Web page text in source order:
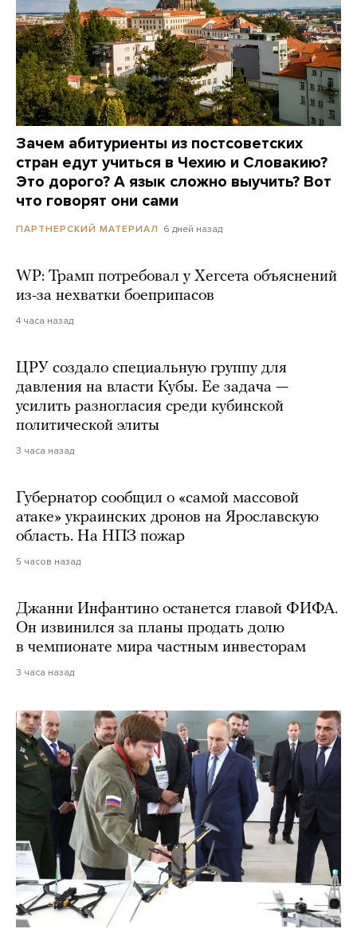
Зачем абитуриенты из постсоветских
стран едут учиться в Чехию и Словакию?
Это дорого? А язык сложно выучить? Вот
что говорят они сами
ПАРТНЕРСКИЙ МАТЕРИАЛ 6 дней назад
WP: Трамп потребовал у Хегсета объяснений
из-за нехватки боеприпасов
4 часа назад
ЦРУ создало специальную группу для
давления на власти Кубы. Ее задача —
усилить разногласия среди кубинской
политической элиты
3 часа назад
Губернатор сообщил о «самой массовой
атаке» украинских дронов на Ярославскую
область. На НПЗ пожар
5 часов назад
Джанни Инфантино останется главой ФИФА.
Он извинился за планы продать долю
в чемпионате мира частным инвесторам
3 часа назад